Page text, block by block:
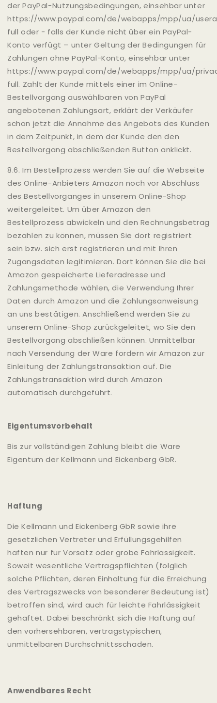
der PayPal-Nutzungsbedingungen, einsehbar unter
https://www.paypal.com/de/webapps/mpp/ua/
full oder - falls der Kunde nicht über ein PayPal-
Konto verfügt – unter Geltung der Bedingungen für
Zahlungen ohne PayPal-Konto, einsehbar unter
https://www.paypal.com/de/webapps/mpp/ua/
full. Zahlt der Kunde mittels einer im Online-
Bestellvorgang auswählbaren von PayPal
angebotenen Zahlungsart, erklärt der Verkäufer
schon jetzt die Annahme des Angebots des Kunden
in dem Zeitpunkt, in dem der Kunde den den
Bestellvorgang abschließenden Button anklickt.
8.6. Im Bestellprozess werden Sie auf die Webseite
des Online-Anbieters Amazon noch vor Abschluss
des Bestellvorganges in unserem Online-Shop
weitergeleitet. Um über Amazon den
Bestellprozess abwickeln und den Rechnungsbetrag
bezahlen zu können, müssen Sie dort registriert
sein bzw. sich erst registrieren und mit Ihren
Zugangsdaten legitimieren. Dort können Sie die bei
Amazon gespeicherte Lieferadresse und
Zahlungsmethode wählen, die Verwendung Ihrer
Daten durch Amazon und die Zahlungsanweisung
an uns bestätigen. Anschließend werden Sie zu
unserem Online-Shop zurückgeleitet, wo Sie den
Bestellvorgang abschließen können. Unmittelbar
nach Versendung der Ware fordern wir Amazon zur
Einleitung der Zahlungstransaktion auf. Die
Zahlungstransaktion wird durch Amazon
automatisch durchgeführt.
Eigentumsvorbehalt
Bis zur vollständigen Zahlung bleibt die Ware
Eigentum der Kellmann und Eickenberg GbR.
Haftung
Die Kellmann und Eickenberg GbR sowie ihre
gesetzlichen Vertreter und Erfüllungsgehilfen
haften nur für Vorsatz oder grobe Fahrlässigkeit.
Soweit wesentliche Vertragspflichten (folglich
solche Pflichten, deren Einhaltung für die Erreichung
des Vertragszwecks von besonderer Bedeutung ist)
betroffen sind, wird auch für leichte Fahrlässigkeit
gehaftet. Dabei beschränkt sich die Haftung auf
den vorhersehbaren, vertragstypischen,
unmittelbaren Durchschnittsschaden.
Anwendbares Recht